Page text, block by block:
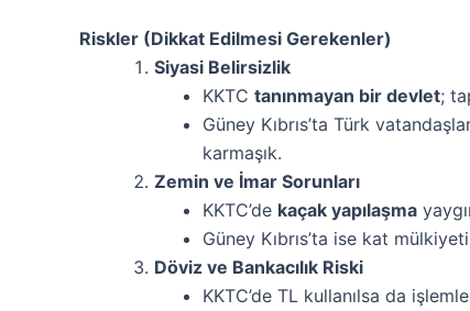
Riskler (Dikkat Edilmesi Gerekenler)
Siyasi Belirsizlik
KKTC tanınmayan bir devlet;
Güney Kıbrıs’ta Türk
karmaşık.
Zemin ve İmar Sorunları
KKTC’de kaçak yapılaşma
Güney Kıbrıs’ta ise kat
Döviz ve Bankacılık Riski
KKTC’de TL kullanılsa da